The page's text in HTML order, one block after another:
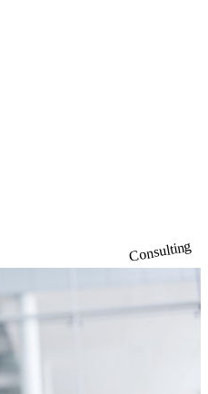
グ、戦略策定、技術選定、
きます。 課題選定から顧客
じて顧客の要望や提案を柔
ルを回すため、ご自身の提
すく、高い貢献度を実感で
喫煙専用室あり) ・就業規
面的に禁止 ・禁煙サポート
以下いずれかのご経験をお
ェア開発経験3年以上 ・要
2年以上 ・PMO経験2年以上
設計までのいずれかの上流
本ツールを活用で上司の引
）とフレキシブルな働き方を
各回50分程度を想定 オ
アサヒグループホールディン
後も成長性が大きくみられ
ンサルの基礎を支援)を魅力
ムを選ぶ方も多数 アビーム
ステム、とイメージされる
戦略策定や新規事業立案な
の戦略案件も多く存在 特に
域ではBig4に先んじて注力
る 社員の多様化する生活ス
した働きやすい職場環境を
ート制度を導入している 多
われる。針が少し東に傾い
制度などが充実している。
メンバーも多く、グローバ
・NGOなどの非営利団体に
している。 2026年8月29日
切りに1か月程度のプログラ
)10:00～13:30 2026年8月12
では、「Tokyo Be Bold Pr
プログラム)」を実施いたし
リューションを提供し、複
、チームのダイバーシティ
クな視点と高い志を持つ女
Consulting